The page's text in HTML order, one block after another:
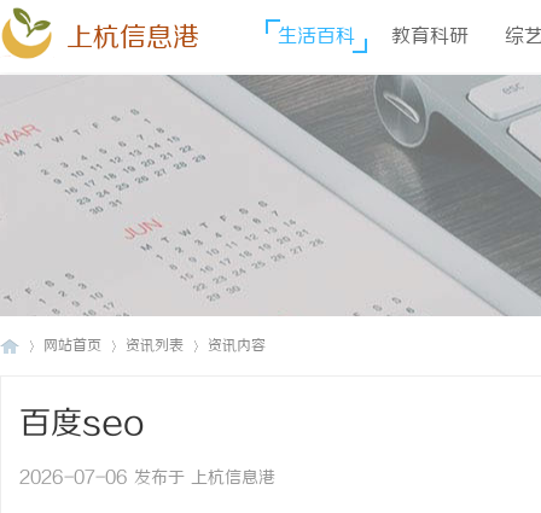
上杭信息港 生活百科 教育科研 综
网站首页 资讯列表 资讯内容
百度seo
2026-07-06 发布于 上杭信息港